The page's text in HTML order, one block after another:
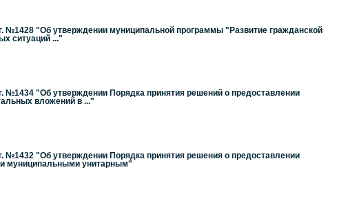
№1428 "Об утверждении муниципальной программы "Развитие гражданской
ситуаций ..."
№1434 "Об утверждении Порядка принятия решений о предоставлении
вложений в ..."
№1432 "Об утверждении Порядка принятия решения о предоставлении
муниципальными унитарным"